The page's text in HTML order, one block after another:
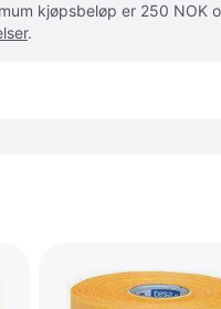
kjøpsbeløp er 250 NOK
.